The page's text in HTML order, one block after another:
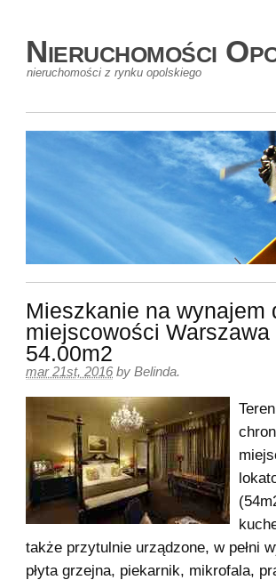
Nieruchomości
nieruchomości z rynku opolskiego
Mieszkanie na wynajem
miejscowości
54.00m2
mar 21st, 2016 by Belinda.
także przytulnie urządzone, w pełni
płyta grzejna, piekarnik, mikrofala,